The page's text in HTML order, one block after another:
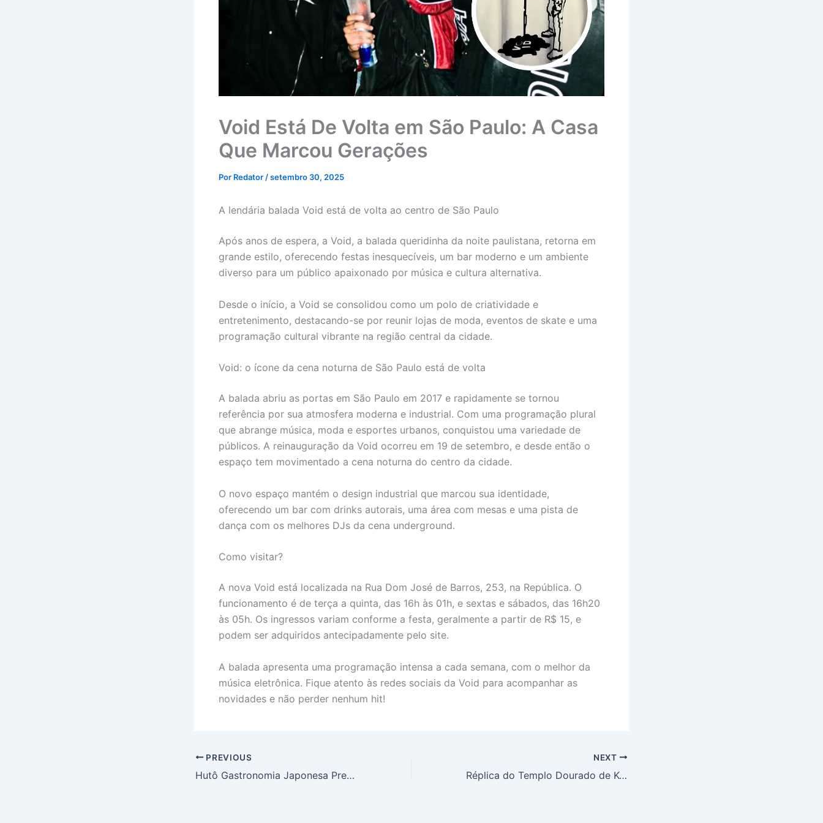
Void Está De Volta em São Paulo: A Casa
Que Marcou Gerações
Por Redator /setembro 30, 2025
A lendária balada Void está de volta ao centro de São Paulo
Após anos de espera, a Void, a balada queridinha da noite paulistana, retorna em
grande estilo, oferecendo festas inesquecíveis, um bar moderno e um ambiente
diverso para um público apaixonado por música e cultura alternativa.
Desde o início, a Void se consolidou como um polo de criatividade e
entretenimento, destacando-se por reunir lojas de moda, eventos de skate e uma
programação cultural vibrante na região central da cidade.
Void: o ícone da cena noturna de São Paulo está de volta
A balada abriu as portas em São Paulo em 2017 e rapidamente se tornou
referência por sua atmosfera moderna e industrial. Com uma programação plural
que abrange música, moda e esportes urbanos, conquistou uma variedade de
públicos. A reinauguração da Void ocorreu em 19 de setembro, e desde então o
espaço tem movimentado a cena noturna do centro da cidade.
O novo espaço mantém o design industrial que marcou sua identidade,
oferecendo um bar com drinks autorais, uma área com mesas e uma pista de
dança com os melhores DJs da cena underground.
Como visitar?
A nova Void está localizada na Rua Dom José de Barros, 253, na República. O
funcionamento é de terça a quinta, das 16h às 01h, e sextas e sábados, das 16h20
às 05h. Os ingressos variam conforme a festa, geralmente a partir de R$ 15, e
podem ser adquiridos antecipadamente pelo site.
A balada apresenta uma programação intensa a cada semana, com o melhor da
música eletrônica. Fique atento às redes sociais da Void para acompanhar as
novidades e não perder nenhum hit!
PREVIOUS
Hutô Gastronomia Japonesa Premiada em São Paulo
NEXT
Réplica do Templo Dourado de Kyoto a 40 Minutos de São Paulo